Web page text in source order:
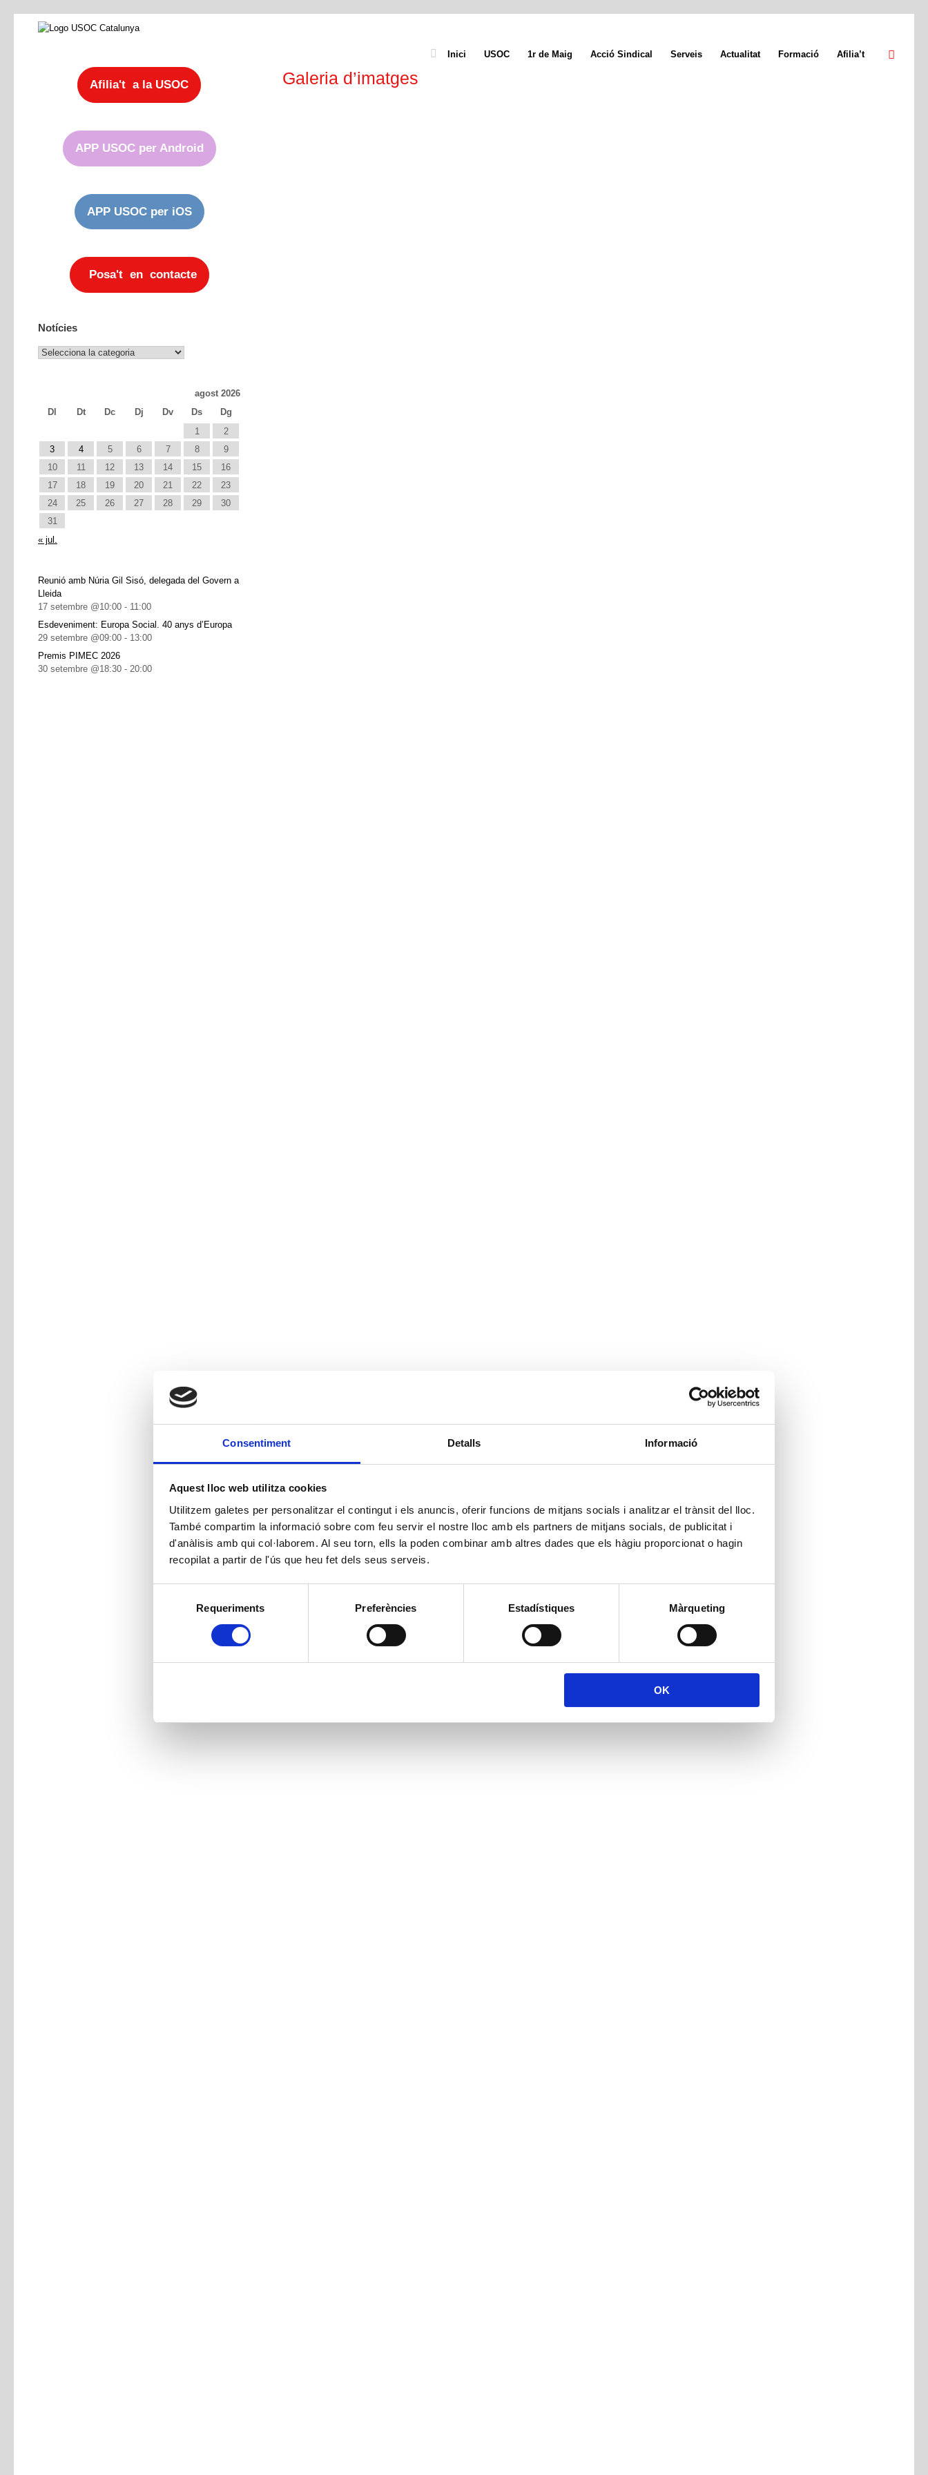
Consentiment Detalls Informació
Aquest lloc web utilitza cookies
Utilitzem galetes per personalitzar el contingut i els anuncis, oferir funcions de mitjans socials i analitzar el trànsit del lloc.
També compartim la informació sobre com feu servir el nostre lloc amb els partners de mitjans socials, de publicitat i
d'anàlisis amb qui col·laborem. Al seu torn, ells la poden combinar amb altres dades que els hàgiu proporcionat o hagin
recopilat a partir de l'ús que heu fet dels seus serveis.
consentiment
Requeriments Preferències Estadístiques Màrqueting
OK
Inici USOC 1r de Maig Acció Sindical Serveis Actualitat Formació Afilia’t
Galeria d’imatges
Afilia't a la USOC
APP USOC per Android
APP USOC per iOS
Posa't en contacte
Notícies
Notícies
agost 2026
Dl
Dt Dc Dj Dv Ds
Dg
1
2
3
4 5 6 7 8
9
10
11 12 13 14 15
16
17
18 19 20 21 22
23
24
25 26 27 28 29
30
31
« jul.
Reunió amb Núria Gil Sisó, delegada del Govern a
Lleida
17 setembre @10:00 - 11:00
Esdeveniment: Europa Social. 40 anys d’Europa
29 setembre @09:00 - 13:00
Premis PIMEC 2026
30 setembre @18:30 - 20:00